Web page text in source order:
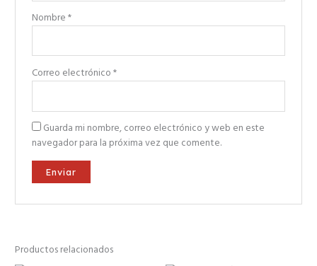
Nombre*
Correo electrónico*
Guarda mi nombre, correo electrónico y web en este
navegador para la próxima vez que comente.
Productos relacionados